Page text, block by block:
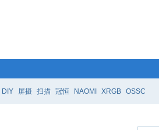
DIY 屏摄 扫描 冠恒 NAOMI XRGB OSSC